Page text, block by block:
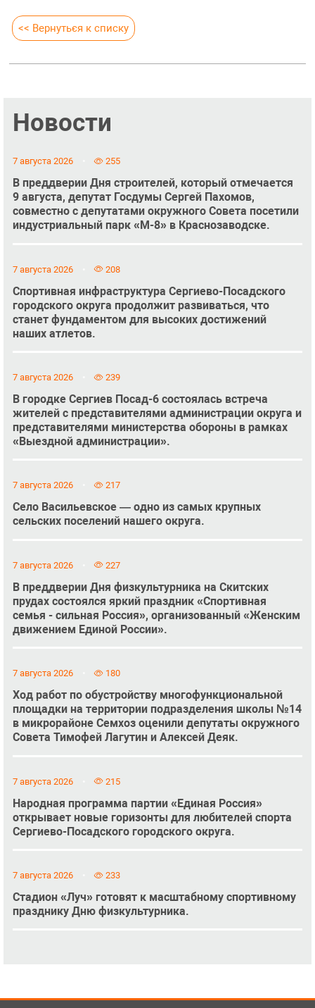
<< Вернуться к списку
Новости
7 августа 2026 255
В преддверии Дня строителей, который отмечается
9 августа, депутат Госдумы Сергей Пахомов,
совместно с депутатами окружного Совета посетили
индустриальный парк «М-8» в Краснозаводске.
7 августа 2026 208
Спортивная инфраструктура Сергиево-Посадского
городского округа продолжит развиваться, что
станет фундаментом для высоких достижений
наших атлетов.
7 августа 2026 239
В городке Сергиев Посад-6 состоялась встреча
жителей с представителями администрации округа и
представителями министерства обороны в рамках
«Выездной администрации».
7 августа 2026 217
Село Васильевское — одно из самых крупных
сельских поселений нашего округа.
7 августа 2026 227
В преддверии Дня физкультурника на Скитских
прудах состоялся яркий праздник «Спортивная
семья - сильная Россия», организованный «Женским
движением Единой России».
7 августа 2026 180
Ход работ по обустройству многофункциональной
площадки на территории подразделения школы №14
в микрорайоне Семхоз оценили депутаты окружного
Совета Тимофей Лагутин и Алексей Деяк.
7 августа 2026 215
Народная программа партии «Единая Россия»
открывает новые горизонты для любителей спорта
Сергиево-Посадского городского округа.
7 августа 2026 233
Стадион «Луч» готовят к масштабному спортивному
празднику Дню физкультурника.